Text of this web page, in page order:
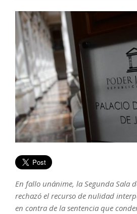
En fallo unánime, la Segunda Sala
rechazó el recurso de nulidad
en contra de la sentencia que